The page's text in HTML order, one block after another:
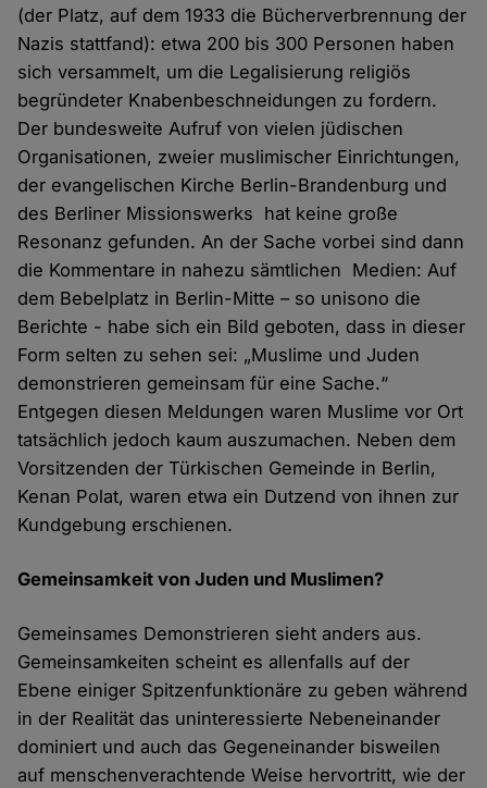
(der Platz, auf dem 1933 die Bücherverbrennung der
Nazis stattfand): etwa 200 bis 300 Personen haben
sich versammelt, um die Legalisierung religiös
begründeter Knabenbeschneidungen zu fordern.
Der bundesweite Aufruf von vielen jüdischen
Organisationen, zweier muslimischer Einrichtungen,
der evangelischen Kirche Berlin-Brandenburg und
des Berliner Missionswerks hat keine große
Resonanz gefunden. An der Sache vorbei sind dann
die Kommentare in nahezu sämtlichen Medien: Auf
dem Bebelplatz in Berlin-Mitte – so unisono die
Berichte - habe sich ein Bild geboten, dass in dieser
Form selten zu sehen sei: „Muslime und Juden
demonstrieren gemeinsam für eine Sache.“
Entgegen diesen Meldungen waren Muslime vor Ort
tatsächlich jedoch kaum auszumachen. Neben dem
Vorsitzenden der Türkischen Gemeinde in Berlin,
Kenan Polat, waren etwa ein Dutzend von ihnen zur
Kundgebung erschienen.
Gemeinsamkeit von Juden und Muslimen?
Gemeinsames Demonstrieren sieht anders aus.
Gemeinsamkeiten scheint es allenfalls auf der
Ebene einiger Spitzenfunktionäre zu geben während
in der Realität das uninteressierte Nebeneinander
dominiert und auch das Gegeneinander bisweilen
auf menschenverachtende Weise hervortritt, wie der